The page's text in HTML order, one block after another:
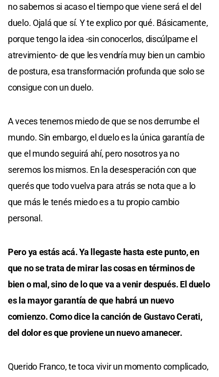
no sabemos si acaso el tiempo que viene será el del
duelo. Ojalá que sí. Y te explico por qué. Básicamente,
porque tengo la idea -sin conocerlos, discúlpame el
atrevimiento- de que les vendría muy bien un cambio
de postura, esa transformación profunda que solo se
consigue con un duelo.
A veces tenemos miedo de que se nos derrumbe el
mundo. Sin embargo, el duelo es la única garantía de
que el mundo seguirá ahí, pero nosotros ya no
seremos los mismos. En la desesperación con que
querés que todo vuelva para atrás se nota que a lo
que más le tenés miedo es a tu propio cambio
personal.
Pero ya estás acá. Ya llegaste hasta este punto, en
que no se trata de mirar las cosas en términos de
bien o mal, sino de lo que va a venir después. El duelo
es la mayor garantía de que habrá un nuevo
comienzo. Como dice la canción de Gustavo Cerati,
del dolor es que proviene un nuevo amanecer.
Querido Franco, te toca vivir un momento complicado,